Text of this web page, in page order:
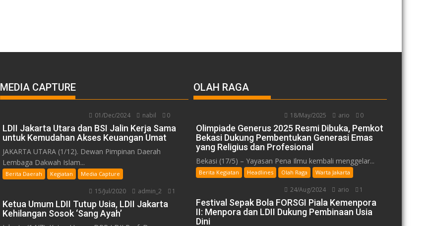
MEDIA CAPTURE
01/Dec/2024 nabil 0
LDII Jakarta Utara dan BSI Jalin Kerja Sama
untuk Kemudahan Akses Keuangan Umat
JAKARTA UTARA (1/12). Dewan Pimpinan Daerah
Lembaga Dakwah Islam...
Berita Daerah Kegiatan Media Capture
15/Jul/2020 admin_2 1
Ketua Umum LDII Tutup Usia, LDII Jakarta
Kehilangan Sosok ‘Sang Ayah’
OLAH RAGA
18/May/2025 ario 0
Olimpiade Generus 2025 Resmi Dibuka, Pemkot
Bekasi Dukung Pembentukan Generasi Emas
yang Religius dan Profesional
Bekasi (17/5) – Yayasan Pena Ilmu kembali menggelar...
Berita Kegiatan Headlines Olah Raga Warta Jakarta
24/Aug/2024 ario 1
Festival Sepak Bola FORSGI Piala Kemenpora
II: Menpora dan LDII Dukung Pembinaan Usia
Dini